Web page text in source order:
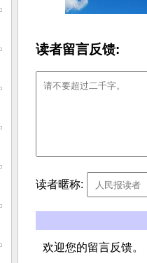
读者留言反馈:
读者暱称:
欢迎您的留言反馈。